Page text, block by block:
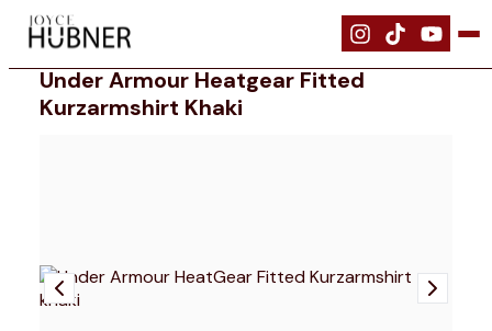
| Bekleidung Under Armour HeatGear Fitted Kurzarmshirt khaki
Under Armour Heatgear Fitted
Kurzarmshirt Khaki